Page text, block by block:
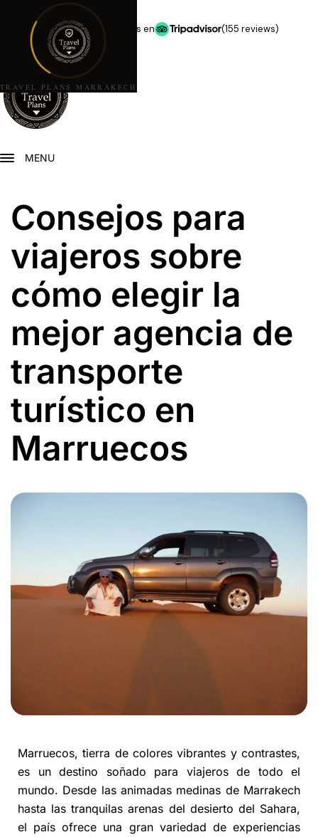
TRAVEL PLANS MARRAKECH
★★★★★5,0 estrellas en (155 reviews)
MENU
Consejos para
viajeros sobre
cómo elegir la
mejor agencia de
transporte
turístico en
Marruecos
Marruecos, tierra de colores vibrantes y contrastes,
es un destino soñado para viajeros de todo el
mundo. Desde las animadas medinas de Marrakech
hasta las tranquilas arenas del desierto del Sahara,
el país ofrece una gran variedad de experiencias